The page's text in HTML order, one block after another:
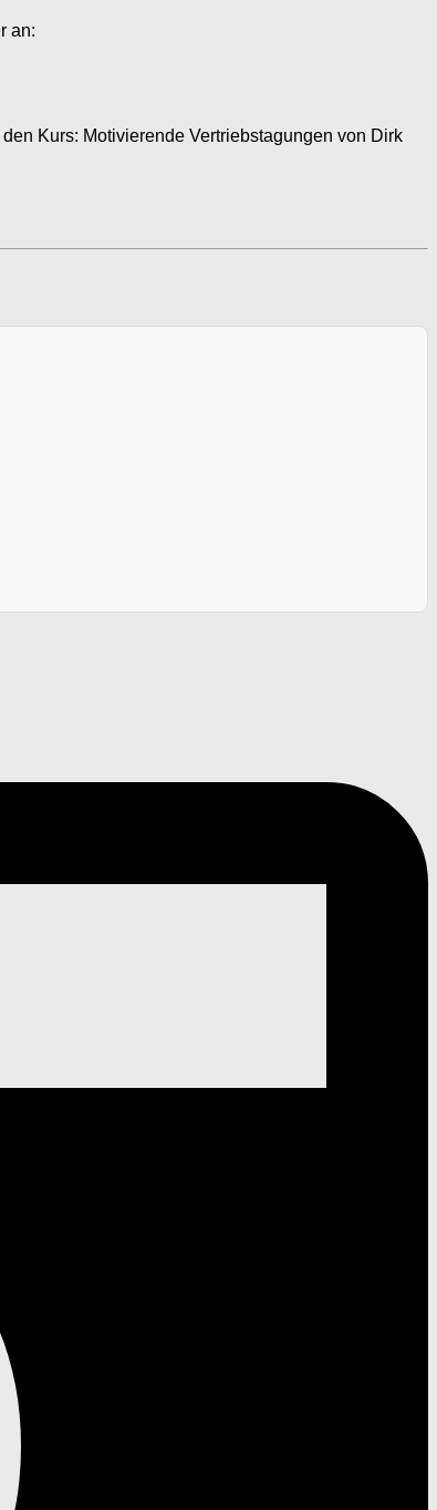
an:
Kurs: Motivierende Vertriebstagungen von Dirk